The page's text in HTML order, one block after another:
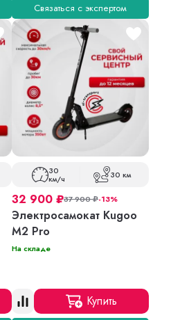
Связаться с экспертом
30
км/ч 30 км
32 900 ₽37 900₽-13%
Электросамокат Kugoo
M2 Pro
На складе
Купить